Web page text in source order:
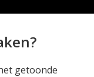
getoonde